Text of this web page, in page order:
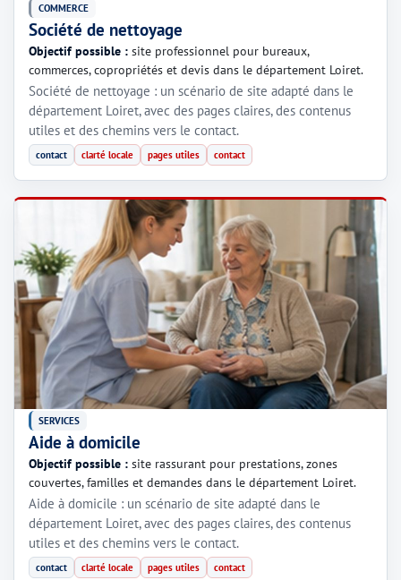
COMMERCE
Société de nettoyage
Objectif possible : site professionnel pour bureaux,
commerces, copropriétés et devis dans le département Loiret.
Société de nettoyage : un scénario de site adapté dans le
département Loiret, avec des pages claires, des contenus
utiles et des chemins vers le contact.
contact clarté locale pages utiles contact
SERVICES
Aide à domicile
Objectif possible : site rassurant pour prestations, zones
couvertes, familles et demandes dans le département Loiret.
Aide à domicile : un scénario de site adapté dans le
département Loiret, avec des pages claires, des contenus
utiles et des chemins vers le contact.
contact clarté locale pages utiles contact